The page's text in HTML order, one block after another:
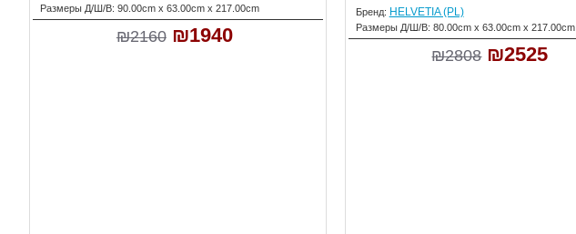
Размеры Д/Ш/В: 90.00cm x 63.00cm x 217.00cm
₪2160 ₪1940
Бренд: HELVETIA (PL)
Размеры Д/Ш/В: 80.00cm x 63.00cm x 217.00cm
₪2808 ₪2525